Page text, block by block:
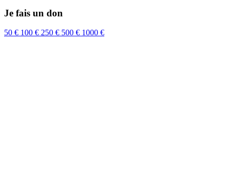
Je fais un don
50 € 100 € 250 € 500 € 1000 €